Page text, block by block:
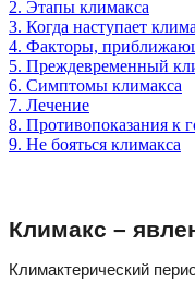
2. Этапы климакса
3. Когда наступает
4. Факторы,
5. Преждевременный
6. Симптомы климакса
7. Лечение
8. Противопоказания к
9. Не бояться климакса
Климакс –
Климактерический